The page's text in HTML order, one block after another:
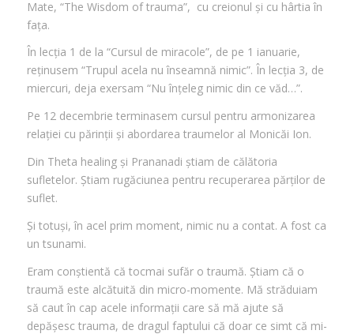
Mate, “The Wisdom of trauma”, cu creionul și cu hârtia în
fața.
În lecția 1 de la “Cursul de miracole”, de pe 1 ianuarie,
reținusem “Trupul acela nu înseamnă nimic”. În lecția 3, de
miercuri, deja exersam “Nu înțeleg nimic din ce văd…”.
Pe 12 decembrie terminasem cursul pentru armonizarea
relației cu părinții și abordarea traumelor al Monicăi Ion.
Din Theta healing și Prananadi știam de călătoria
sufletelor. Știam rugăciunea pentru recuperarea părților de
suflet.
Și totuși, în acel prim moment, nimic nu a contat. A fost ca
un tsunami.
Eram conștientă că tocmai sufăr o traumă. Știam că o
traumă este alcătuită din micro-momente. Mă străduiam
să caut în cap acele informații care să mă ajute să
depășesc trauma, de dragul faptului că doar ce simt că mi-